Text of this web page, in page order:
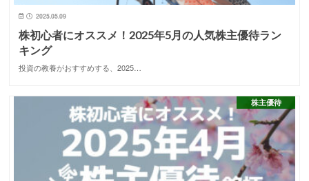
2025.05.09
株初心者にオススメ！2025年5月の人気株主優待ラン
キング
投資の教養がおすすめする、2025…
株主優待